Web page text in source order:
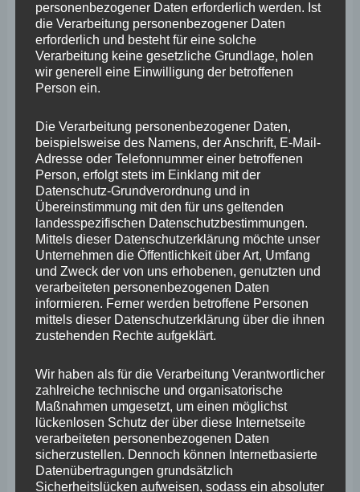
August 2025
Juli 2025
Juni 2025
April 2025
März 2025
Februar 2025
Januar 2025
Dezember 2024
November 2024
Oktober 2024
September 2024
Juli 2024
Juni 2024
Mai 2024
April 2024
personenbezogener Daten erforderlich werden. Ist
die Verarbeitung personenbezogener Daten
erforderlich und besteht für eine solche
Verarbeitung keine gesetzliche Grundlage, holen
wir generell eine Einwilligung der betroffenen
Person ein.
Die Verarbeitung personenbezogener Daten,
beispielsweise des Namens, der Anschrift, E-Mail-
Adresse oder Telefonnummer einer betroffenen
Person, erfolgt stets im Einklang mit der
Datenschutz-Grundverordnung und in
Übereinstimmung mit den für uns geltenden
landesspezifischen Datenschutzbestimmungen.
Mittels dieser Datenschutzerklärung möchte unser
Unternehmen die Öffentlichkeit über Art, Umfang
und Zweck der von uns erhobenen, genutzten und
verarbeiteten personenbezogenen Daten
informieren. Ferner werden betroffene Personen
mittels dieser Datenschutzerklärung über die ihnen
zustehenden Rechte aufgeklärt.
Wir haben als für die Verarbeitung Verantwortlicher
zahlreiche technische und organisatorische
Maßnahmen umgesetzt, um einen möglichst
lückenlosen Schutz der über diese Internetseite
verarbeiteten personenbezogenen Daten
sicherzustellen. Dennoch können Internetbasierte
Datenübertragungen grundsätzlich
Sicherheitslücken aufweisen, sodass ein absoluter